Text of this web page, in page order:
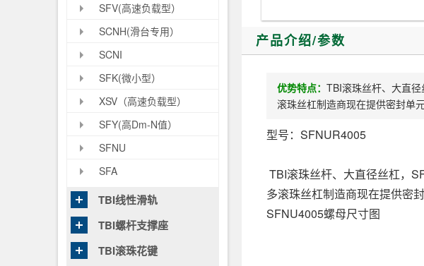
SFV(高速负载型）
SCNH(滑台专用）
SCNI
SFK(微小型）
XSV（高速负载型）
SFY(高Dm-N值）
SFNU
SFA
TBI线性滑轨
TBI螺杆支撑座
TBI滚珠花键
产品介绍/参数
优势特点： TBI滚珠丝杆、大直
滚珠丝杠制造商现在提供密封单
型号：SFNUR4005
TBI滚珠丝杆、大直径丝杠，
多滚珠丝杠制造商现在提供密
SFNU4005螺母尺寸图